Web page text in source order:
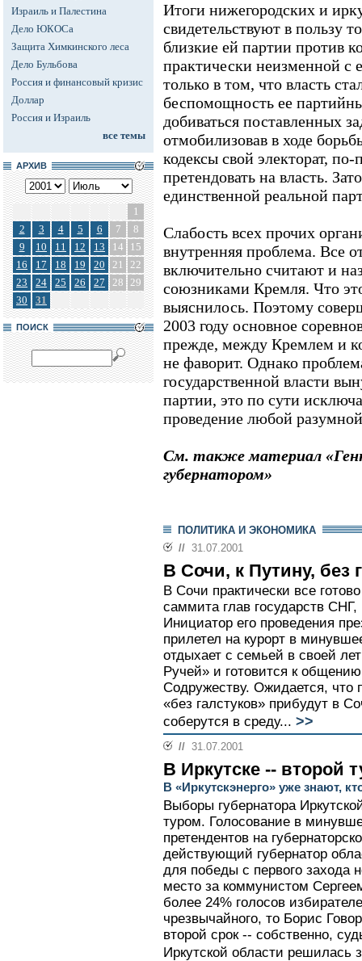
Израиль и Палестина
Дело ЮКОСа
Защита Химкинского леса
Дело Бульбова
Россия и финансовый кризис
Доллар
Россия и Израиль
все темы
АРХИВ
1
2
3 4 5 6 7
8
9
10 11 12 13 14
15
16
17 18 19 20 21
22
23
24 25 26 27 28 29
30
31
ПОИСК
Итоги нижегородских и
свидетельствуют в пользу
близкие ей партии против
практически неизменной с
только в том, что власть
беспомощность ее
добиваться поставленных
отмобилизовав в ходе
кодексы свой электорат,
претендовать на власть.
единственной реальной
Слабость всех прочих
внутренняя проблема. Все
включительно считают и
союзниками Кремля. Что
выяснилось. Поэтому
2003 году основное
прежде, между Кремлем и
не фаворит. Однако
государственной власти
партии, это по сути
проведение любой
См. также материал
губернатором»
ПОЛИТИКА И ЭКОНОМИКА
// 31.07.2001
В Сочи, к Путину, без
В Сочи практически все
саммита глав государств
Инициатор его проведения
прилетел на курорт в
отдыхает с семьей в своей
Ручей» и готовится к
Содружеству. Ожидается, что
«без галстуков» прибудут в
соберутся в среду... >>
// 31.07.2001
В Иркутске -- второй
В «Иркутскэнерго» уже знают,
Выборы губернатора
туром. Голосование в
претендентов на
действующий губернатор
для победы с первого захода
место за коммунистом
более 24% голосов
чрезвычайного, то Борис
второй срок -- собственно,
Иркутской области решилась